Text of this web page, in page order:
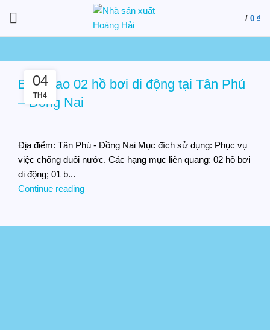
/ 0 ₫
04
TH4
Bào giao 02 hồ bơi di động tại Tân Phú
– Đồng Nai
Địa điểm: Tân Phú - Đồng Nai Mục đích sử dụng: Phục vụ
việc chống đuối nước. Các hạng mục liên quang: 02 hồ bơi
di động; 01 b...
Continue reading